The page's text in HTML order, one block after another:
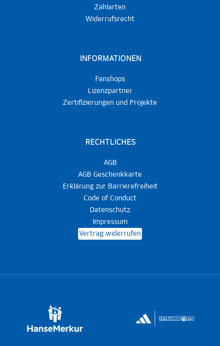
Zahlarten
Widerrufsrecht
INFORMATIONEN
Fanshops
Lizenzpartner
Zertifizierungen und Projekte
RECHTLICHES
AGB
AGB Geschenkkarte
Erklärung zur Barrierefreiheit
Code of Conduct
Datenschutz
Impressum
Vertrag widerrufen